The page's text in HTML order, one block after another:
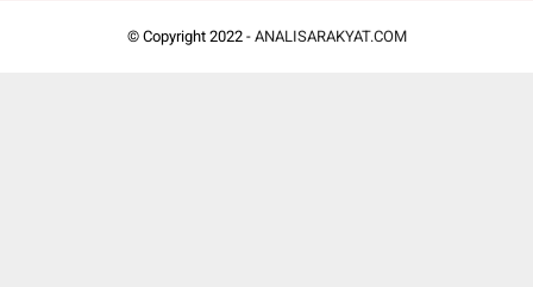
© Copyright 2022 - ANALISARAKYAT.COM